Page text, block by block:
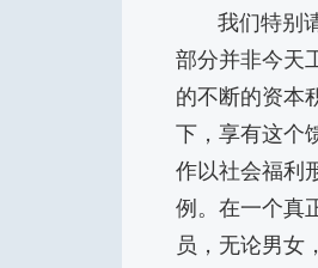
我们特别请
部分并非今天
的不断的资本
下，享有这个
作以社会福利
例。在一个真
员，无论男女